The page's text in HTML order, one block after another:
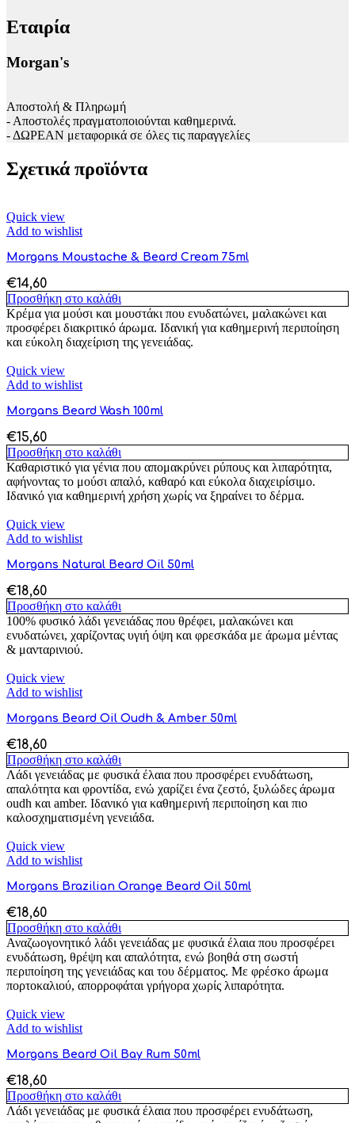
Εταιρία
Morgan's
Αποστολή & Πληρωμή
- Αποστολές πραγματοποιούνται καθημερινά.
- ΔΩΡΕΑΝ μεταφορικά σε όλες τις παραγγελίες
Σχετικά προϊόντα
Quick view
Add to wishlist
Morgans Moustache & Beard Cream 75ml
€14,60
Προσθήκη στο καλάθι
Κρέμα για μούσι και μουστάκι που ενυδατώνει, μαλακώνει και
προσφέρει διακριτικό άρωμα. Ιδανική για καθημερινή περιποίηση
και εύκολη διαχείριση της γενειάδας.
Quick view
Add to wishlist
Morgans Beard Wash 100ml
€15,60
Προσθήκη στο καλάθι
Καθαριστικό για γένια που απομακρύνει ρύπους και λιπαρότητα,
αφήνοντας το μούσι απαλό, καθαρό και εύκολα διαχειρίσιμο.
Ιδανικό για καθημερινή χρήση χωρίς να ξηραίνει το δέρμα.
Quick view
Add to wishlist
Morgans Natural Beard Oil 50ml
€18,60
Προσθήκη στο καλάθι
100% φυσικό λάδι γενειάδας που θρέφει, μαλακώνει και
ενυδατώνει, χαρίζοντας υγιή όψη και φρεσκάδα με άρωμα μέντας
& μανταρινιού.
Quick view
Add to wishlist
Morgans Beard Oil Oudh & Amber 50ml
€18,60
Προσθήκη στο καλάθι
Λάδι γενειάδας με φυσικά έλαια που προσφέρει ενυδάτωση,
απαλότητα και φροντίδα, ενώ χαρίζει ένα ζεστό, ξυλώδες άρωμα
oudh και amber. Ιδανικό για καθημερινή περιποίηση και πιο
καλοσχηματισμένη γενειάδα.
Quick view
Add to wishlist
Morgans Brazilian Orange Beard Oil 50ml
€18,60
Προσθήκη στο καλάθι
Αναζωογονητικό λάδι γενειάδας με φυσικά έλαια που προσφέρει
ενυδάτωση, θρέψη και απαλότητα, ενώ βοηθά στη σωστή
περιποίηση της γενειάδας και του δέρματος. Με φρέσκο άρωμα
πορτοκαλιού, απορροφάται γρήγορα χωρίς λιπαρότητα.
Quick view
Add to wishlist
Morgans Beard Oil Bay Rum 50ml
€18,60
Προσθήκη στο καλάθι
Λάδι γενειάδας με φυσικά έλαια που προσφέρει ενυδάτωση,